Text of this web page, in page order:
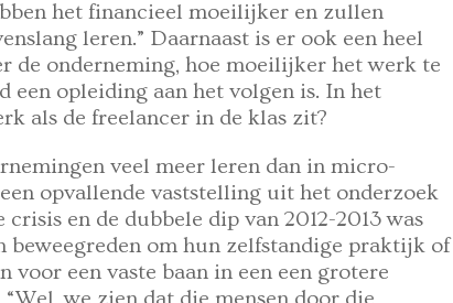
het financieel moeilijker en zullen
leren.” Daarnaast is er ook een heel
de onderneming, hoe moeilijker het werk te
een opleiding aan het volgen is. In het
als de freelancer in de klas zit?
veel meer leren dan in micro-
opvallende vaststelling uit het onderzoek
crisis en de dubbele dip van 2012-2013 was
beweegreden om hun zelfstandige praktijk of
een vaste baan in een een grotere